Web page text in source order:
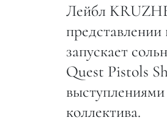
Лейбл
запускает
Quest Pistols
выступлениями
коллектива.